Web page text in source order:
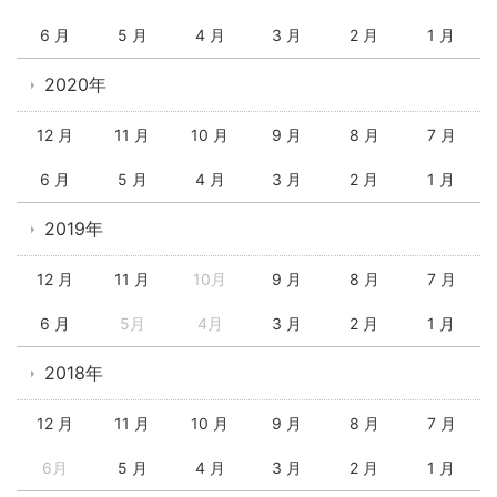
6 月 5 月 4 月 3 月 2 月 1 月
2020年
12 月 11 月 10 月 9 月 8 月 7 月
6 月 5 月 4 月 3 月 2 月 1 月
2019年
12 月 11 月 10月 9 月 8 月 7 月
6 月 5月 4月 3 月 2 月 1 月
2018年
12 月 11 月 10 月 9 月 8 月 7 月
6月 5 月 4 月 3 月 2 月 1 月